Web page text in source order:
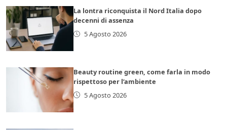
La lontra riconquista il Nord Italia dopo
decenni di assenza
5 Agosto 2026
Beauty routine green, come farla in modo
rispettoso per l’ambiente
5 Agosto 2026